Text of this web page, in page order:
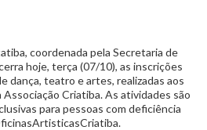
coordenada pela Secretaria de
hoje, terça (07/10), as inscrições
dança, teatro e artes, realizadas aos
Associação Criatiba. As atividades são
para pessoas com deficiência